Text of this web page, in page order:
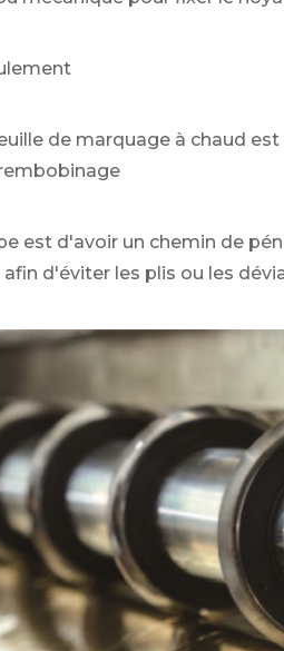
de marquage à chaud
est d'avoir un chemin de
d'éviter les plis ou les